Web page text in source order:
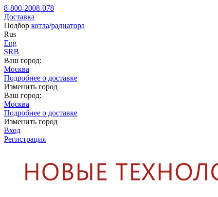
8-800-2008-078
Доставка
Подбор котла/радиатора
Rus
Eng
SRB
Ваш город:
Москва
Подробнее о доставке
Изменить город
Ваш город:
Москва
Подробнее о доставке
Изменить город
Вход
Регистрация